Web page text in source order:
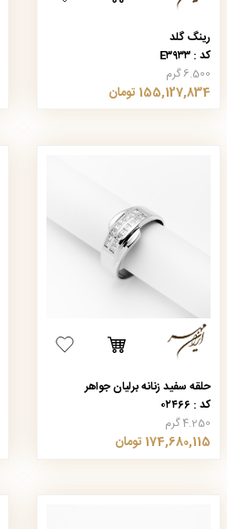
رینگ گلد
کد : E۳۹۳۳
6.500 گرم
155,127,834 تومان
حلقه سفید زنانه برلیان جواهر
کد : ۰۲۴۶۶
4.250 گرم
174,680,115 تومان